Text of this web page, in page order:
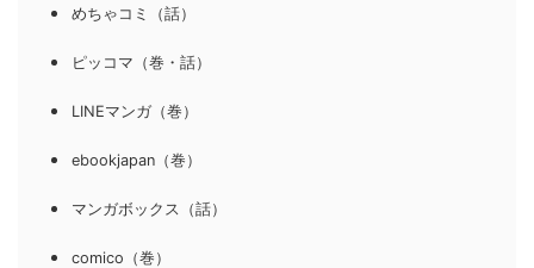
めちゃコミ（話）
ピッコマ（巻・話）
LINEマンガ（巻）
ebookjapan（巻）
マンガボックス（話）
comico（巻）